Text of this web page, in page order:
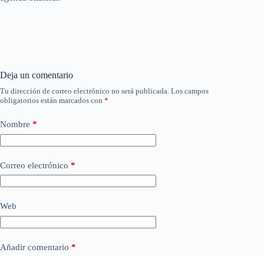
Deja un comentario
Tu dirección de correo electrónico no será publicada. Los campos
obligatorios están marcados con *
Nombre *
Correo electrónico *
Web
Añadir comentario *